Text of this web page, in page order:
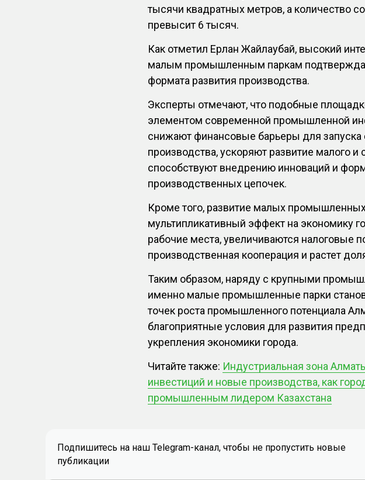
тысячи квадратных метров, а количество
превысит 6 тысяч.
Как отметил Ерлан Жайлаубай, высокий
малым промышленным паркам
формата развития производства.
Эксперты отмечают, что подобные
элементом современной промышленной
снижают финансовые барьеры для запуска
производства, ускоряют развитие малого и
способствуют внедрению инноваций и
производственных цепочек.
Кроме того, развитие малых
мультипликативный эффект на экономику
рабочие места, увеличиваются налоговые
производственная кооперация и растет
Таким образом, наряду с крупными
именно малые промышленные парки
точек роста промышленного потенциала
благоприятные условия для развития
укрепления экономики города.
Читайте также: Индустриальная зона
инвестиций и новые производства, как
промышленным лидером Казахстана
Подпишитесь на наш Telegram-канал, чтобы не пропустить новые
публикации